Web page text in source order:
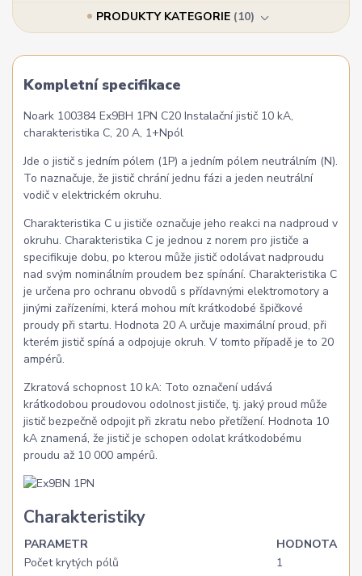
PRODUKTY KATEGORIE 10
Kompletní specifikace
Noark 100384 Ex9BH 1PN C20 Instalační jistič 10 kA,
charakteristika C, 20 A, 1+Npól
Jde o jistič s jedním pólem (1P) a jedním pólem neutrálním (N).
To naznačuje, že jistič chrání jednu fázi a jeden neutrální
vodič v elektrickém okruhu.
Charakteristika C u jističe označuje jeho reakci na nadproud v
okruhu. Charakteristika C je jednou z norem pro jističe a
specifikuje dobu, po kterou může jistič odolávat nadproudu
nad svým nominálním proudem bez spínání. Charakteristika C
je určena pro ochranu obvodů s přídavnými elektromotory a
jinými zařízeními, která mohou mít krátkodobé špičkové
proudy při startu. Hodnota 20 A určuje maximální proud, při
kterém jistič spíná a odpojuje okruh. V tomto případě je to 20
ampérů.
Zkratová schopnost 10 kA: Toto označení udává
krátkodobou proudovou odolnost jističe, tj. jaký proud může
jistič bezpečně odpojit při zkratu nebo přetížení. Hodnota 10
kA znamená, že jistič je schopen odolat krátkodobému
proudu až 10 000 ampérů.
Charakteristiky
PARAMETR
HODNOTA
Počet krytých pólů
1